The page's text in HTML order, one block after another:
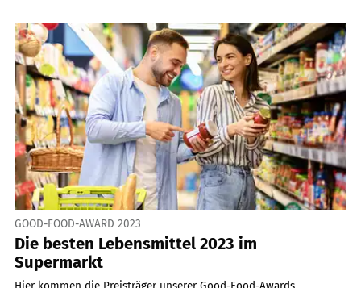
GOOD-FOOD-AWARD 2023
Die besten Lebensmittel 2023 im
Supermarkt